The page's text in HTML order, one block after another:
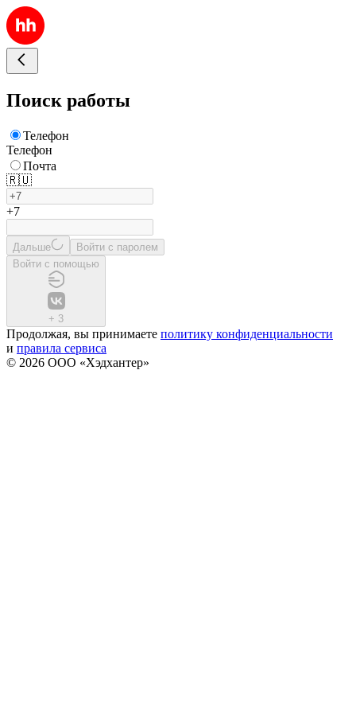
Поиск работы
Телефон
Телефон
Почта
🇷🇺
+7
Дальше
Войти с паролем
Войти с помощью
+ 3
Продолжая, вы принимаете политику конфиденциальности
и правила сервиса
© 2026 ООО «Хэдхантер»